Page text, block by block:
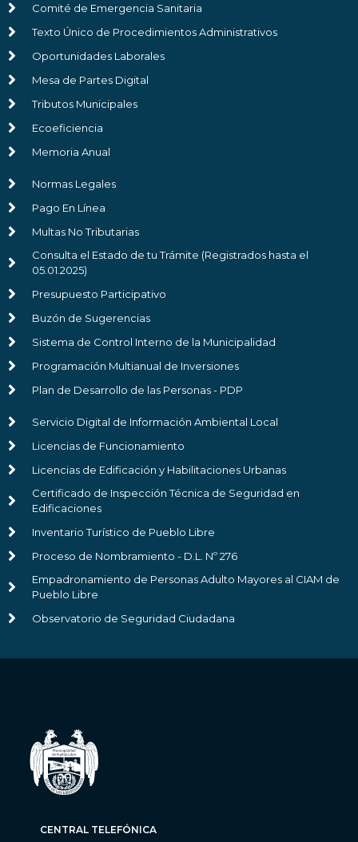
Comité de Emergencia Sanitaria
Texto Único de Procedimientos Administrativos
Oportunidades Laborales
Mesa de Partes Digital
Tributos Municipales
Ecoeficiencia
Memoria Anual
Normas Legales
Pago En Línea
Multas No Tributarias
Consulta el Estado de tu Trámite (Registrados hasta el
05.01.2025)
Presupuesto Participativo
Buzón de Sugerencias
Sistema de Control Interno de la Municipalidad
Programación Multianual de Inversiones
Plan de Desarrollo de las Personas - PDP
Servicio Digital de Información Ambiental Local
Licencias de Funcionamiento
Licencias de Edificación y Habilitaciones Urbanas
Certificado de Inspección Técnica de Seguridad en
Edificaciones
Inventario Turístico de Pueblo Libre
Proceso de Nombramiento - D.L. Nº 276
Empadronamiento de Personas Adulto Mayores al CIAM de
Pueblo Libre
Observatorio de Seguridad Ciudadana
CENTRAL TELEFÓNICA